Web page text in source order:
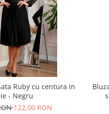
Ruby cu centura in
- Negru
122,00 RON